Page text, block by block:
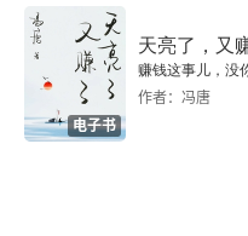
电子书
天亮了，又
赚钱这事儿，没
作者：冯唐